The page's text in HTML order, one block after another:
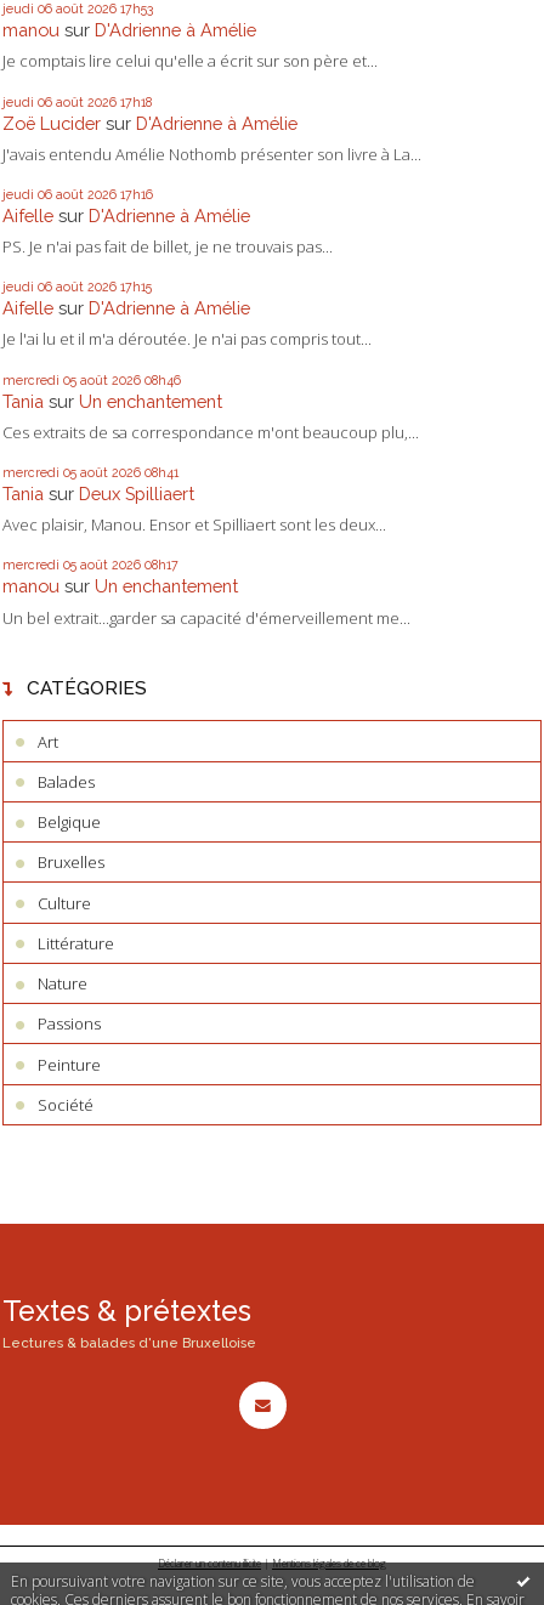
En poursuivant votre navigation sur ce site, vous acceptez l'utilisation de
cookies. Ces derniers assurent le bon fonctionnement de nos services. En savoir
jeudi 06 août 2026 17h53
manou sur D'Adrienne à Amélie
Je comptais lire celui qu'elle a écrit sur son père et...
jeudi 06 août 2026 17h18
Zoë Lucider sur D'Adrienne à Amélie
J'avais entendu Amélie Nothomb présenter son livre à La...
jeudi 06 août 2026 17h16
Aifelle sur D'Adrienne à Amélie
PS. Je n'ai pas fait de billet, je ne trouvais pas...
jeudi 06 août 2026 17h15
Aifelle sur D'Adrienne à Amélie
Je l'ai lu et il m'a déroutée. Je n'ai pas compris tout...
mercredi 05 août 2026 08h46
Tania sur Un enchantement
Ces extraits de sa correspondance m'ont beaucoup plu,...
mercredi 05 août 2026 08h41
Tania sur Deux Spilliaert
Avec plaisir, Manou. Ensor et Spilliaert sont les deux...
mercredi 05 août 2026 08h17
manou sur Un enchantement
Un bel extrait...garder sa capacité d'émerveillement me...
CATÉGORIES
Art
Balades
Belgique
Bruxelles
Culture
Littérature
Nature
Passions
Peinture
Société
Textes & prétextes
Lectures & balades d'une Bruxelloise
Déclarer un contenu illicite|Mentions légales de ce blog